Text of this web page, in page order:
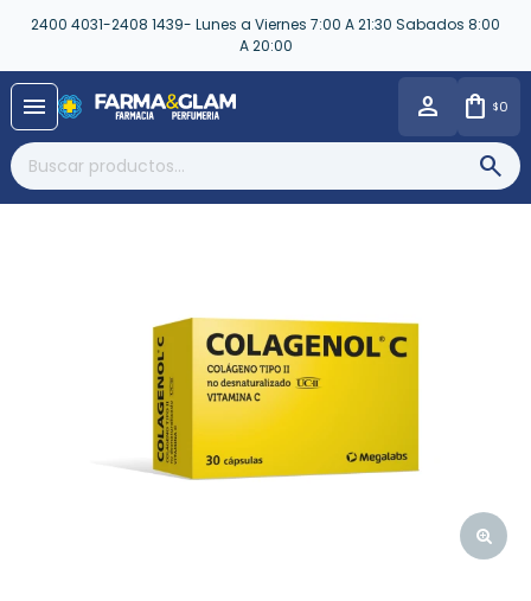
2400 4031-2408 1439- Lunes a Viernes 7:00 A 21:30 Sabados 8:00
A 20:00
menu $0